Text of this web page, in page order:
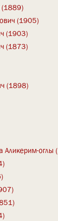
(1889)
(1905)
(1903)
(1873)
(1898)
Аликерим-оглы